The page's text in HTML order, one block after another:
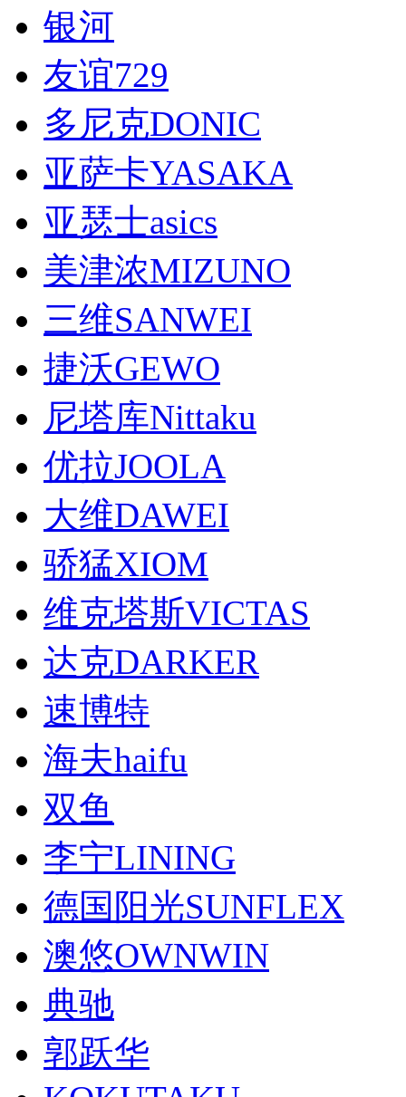
银河
友谊729
多尼克DONIC
亚萨卡YASAKA
亚瑟士asics
美津浓MIZUNO
三维SANWEI
捷沃GEWO
尼塔库Nittaku
优拉JOOLA
大维DAWEI
骄猛XIOM
维克塔斯VICTAS
达克DARKER
速博特
海夫haifu
双鱼
李宁LINING
德国阳光SUNFLEX
澳悠OWNWIN
典驰
郭跃华